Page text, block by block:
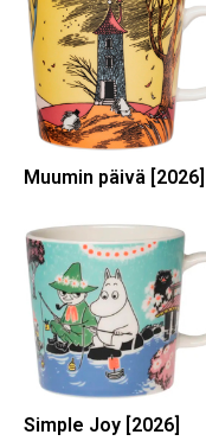
Muumin päivä [2026]
Simple Joy [2026]